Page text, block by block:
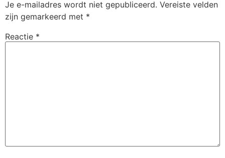
Je e-mailadres wordt niet gepubliceerd. Vereiste velden
zijn gemarkeerd met *
Reactie *